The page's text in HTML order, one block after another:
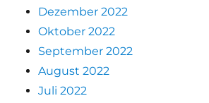
Dezember 2022
Oktober 2022
September 2022
August 2022
Juli 2022